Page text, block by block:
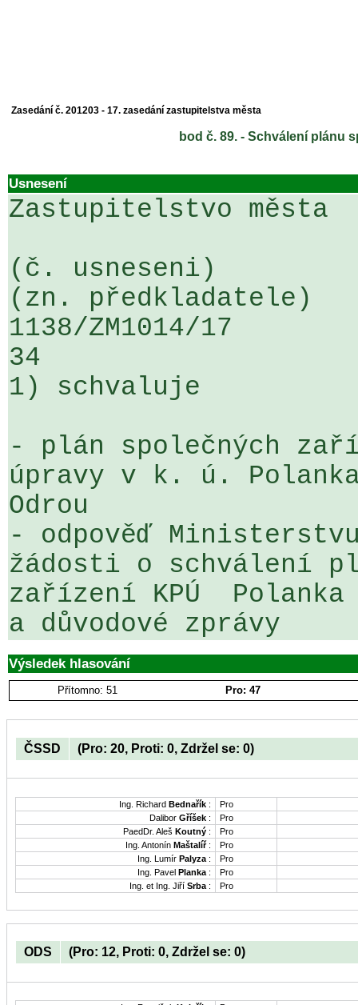
Zasedání č. 201203 - 17. zasedání zastupitelstva města
bod č. 89. - Schválení plánu
Usnesení
Zastupitelstvo města
(č. usneseni)
(zn. předkladatele)
1138/ZM1014/17
34
1) schvaluje
- plán společných
úpravy v k. ú.
Odrou
- odpověď
žádosti o schválení
zařízení KPÚ
a důvodové zprávy
Výsledek hlasování
Přítomno: 51 Pro: 47
ČSSD (Pro: 20, Proti: 0, Zdržel se: 0)
Ing. Richard Bednařík :
Pro
Dalibor Gříšek :
Pro
PaedDr. Aleš Koutný :
Pro
Ing. Antonín Maštalíř:
Pro
Ing. Lumír Palyza :
Pro
Ing. Pavel Planka :
Pro
Ing. et Ing. Jiří Srba : Pro
ODS (Pro: 12, Proti: 0, Zdržel se: 0)